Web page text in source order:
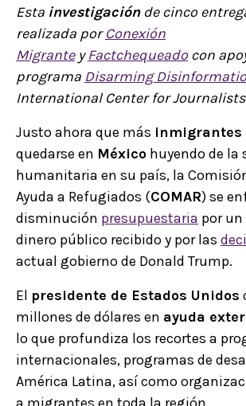
Esta investigaciónde cinco
realizada porConexión
MigranteyFactchequeadocon
programa Disarming
International Center for Journalists
Justo ahora que más inmigrantes
quedarse en México huyendo de la
humanitaria en su país, la
Ayuda a Refugiados (COMAR) se
disminución presupuestaria por un
dinero público recibido y por las
actual gobierno de Donald Trump.
El presidente de Estados Unidos
millones de dólares en ayuda
lo que profundiza los recortes a
internacionales, programas de
América Latina, así como